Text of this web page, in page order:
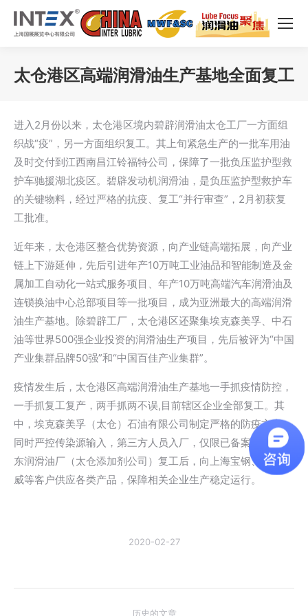
太仓港区高端润滑油生产基地全面复工
进入2月份以来，太仓港区境内碧辟润滑油太仓工厂一方面组
织战“疫”，另一方面组织复工。其上旬紧急生产的一批车用油
及时交付到江西南昌江铃福特公司，保障了一批负压监护型救
护车驰援湖北疫区。碧辟发动机润滑油，是负压监护型救护车
的关键物料，经过严格的抗疫、复工“并行审查”，2月初获复
工批准。
近年来，太仓港区整合优势资源，向产业链高端拓展，向产业
链上下游延伸，先后引进年产10万吨工业油品和智能制造及金
属加工自动化一站式服务项目、年产10万吨高端汽车润滑油及
连锁换油中心总部项目等一批项目，成为亚洲最大的高端润滑
油生产基地。除碧辟工厂，太仓港区还聚集埃克森美孚、中石
油等世界500强企业投资的润滑油生产项目，先后被评为“中国
产业集群品牌50强”和“中国百佳产业集群”。
疫情发生后，太仓港区高端润滑油生产基地一手抓疫情防控，
一手抓复工复产，两手抓两不误,目前辖区企业全部复工。其
中，埃克森美孚（太仓）石油有限公司制定严格的防疫方案，
同时严控传染源输入，第三方人员入厂，仅限已备案人员；华
东润滑油厂（太仓添加剂公司）复工后，向上海宝钢、上汽荣
威等客户供应各类产品，保障相关企业生产稳定运行。
2020-02-27
历史的文章